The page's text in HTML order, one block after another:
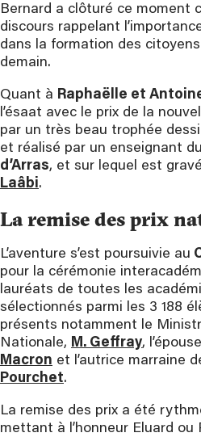
Bernard a clôturé ce moment
discours rappelant
dans la formation des
demain.
Quant à Raphaëlle et
l’ésaat avec le prix de la
par un très beau trophée
et réalisé par un enseignant du
d’Arras, et sur lequel est
Laâbi.
La remise des prix
L’aventure s’est poursuivie au
pour la cérémonie
lauréats de toutes les
sélectionnés parmi les 3 188
présents notamment le
Nationale, M. Geffray,
Macron et l’autrice marraine
Pourchet.
La remise des prix a été
mettant à l’honneur Eluard